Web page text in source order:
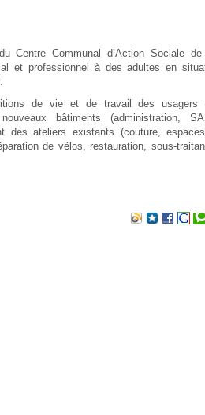
Centre Communal d’Action Sociale de
et professionnel à des adultes en
de vie et de travail des usagers
bâtiments (administration,
des ateliers existants (couture,
de vélos, restauration, sous-